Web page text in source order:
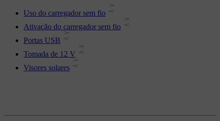
Uso do carregador sem fio
Ativação do carregador sem fio
Portas USB
Tomada de 12 V
Visores solares